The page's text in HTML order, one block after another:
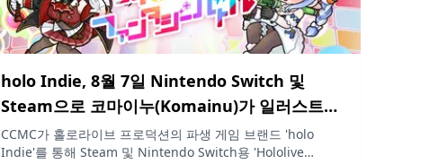
holo Indie, 8월 7일 Nintendo Switch 및
Steam으로 코마이누(Komainu)가 일러스트를
맡은 'Hololive Fantasy Battle' 출시
CCMC가 홀로라이브 프로덕션의 파생 게임 브랜드 'holo
Indie'를 통해 Steam 및 Nintendo Switch용 'Hololive